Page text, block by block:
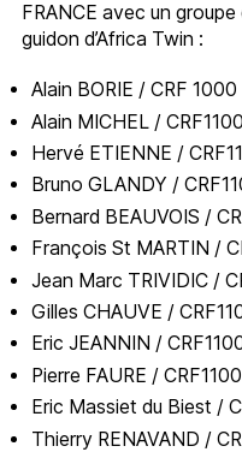
FRANCE avec un
guidon d’Africa Twin :
Alain BORIE / CRF 1000
Alain MICHEL /
Hervé ETIENNE /
Bruno GLANDY /
Bernard BEAUVOIS /
François St MARTIN /
Jean Marc TRIVIDIC /
Gilles CHAUVE /
Eric JEANNIN /
Pierre FAURE /
Eric Massiet du Biest /
Thierry RENAVAND /